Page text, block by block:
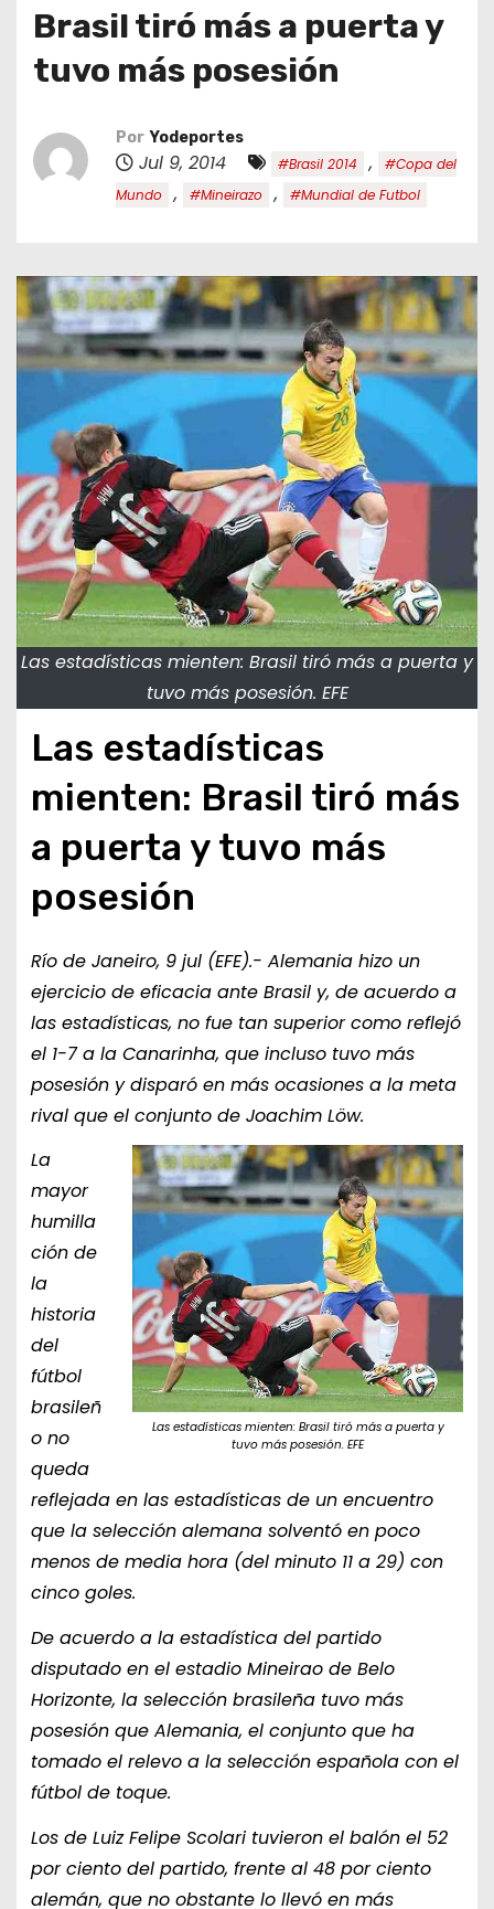
Brasil tiró más a puerta y
tuvo más posesión
Por Yodeportes
Jul 9, 2014 #Brasil 2014 ,
#Copa del
Mundo
, #Mineirazo , #Mundial de Futbol
Las estadísticas mienten: Brasil tiró más a puerta y
tuvo más posesión. EFE
Las estadísticas
mienten: Brasil tiró más
a puerta y tuvo más
posesión
Río de Janeiro, 9 jul (EFE).- Alemania hizo un
ejercicio de eficacia ante Brasil y, de acuerdo a
las estadísticas, no fue tan superior como reflejó
el 1-7 a la Canarinha, que incluso tuvo más
posesión y disparó en más ocasiones a la meta
rival que el conjunto de Joachim Löw.
Las estadísticas mienten: Brasil tiró más a puerta y
tuvo más posesión. EFE
La
mayor
humilla
ción de
la
historia
del
fútbol
brasileñ
o no
queda
reflejada en las estadísticas de un encuentro
que la selección alemana solventó en poco
menos de media hora (del minuto 11 a 29) con
cinco goles.
De acuerdo a la estadística del partido
disputado en el estadio Mineirao de Belo
Horizonte, la selección brasileña tuvo más
posesión que Alemania, el conjunto que ha
tomado el relevo a la selección española con el
fútbol de toque.
Los de Luiz Felipe Scolari tuvieron el balón el 52
por ciento del partido, frente al 48 por ciento
alemán, que no obstante lo llevó en más